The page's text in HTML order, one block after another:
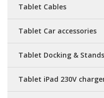
Tablet Cables
Tablet Car accessories
Tablet Docking & Stands
Tablet iPad 230V